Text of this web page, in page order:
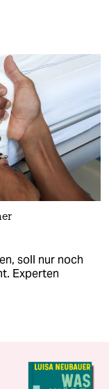
soll nur noch
Experten